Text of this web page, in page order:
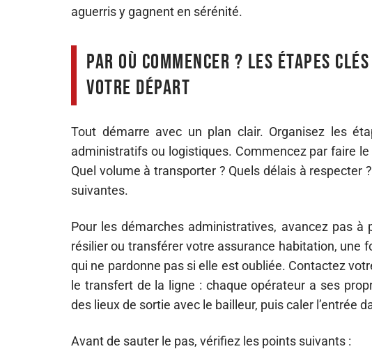
aguerris y gagnent en sérénité.
Par où commencer ? Les étapes
votre départ
Tout démarre avec un plan clair. Organisez les
administratifs ou logistiques. Commencez par faire
Quel volume à transporter ? Quels délais à respecter
suivantes.
Pour les démarches administratives, avancez pas
résilier ou transférer votre assurance habitation, une
qui ne pardonne pas si elle est oubliée. Contactez
le transfert de la ligne : chaque opérateur a ses
des lieux de sortie avec le bailleur, puis caler l’entrée
Avant de sauter le pas, vérifiez les points suivants :